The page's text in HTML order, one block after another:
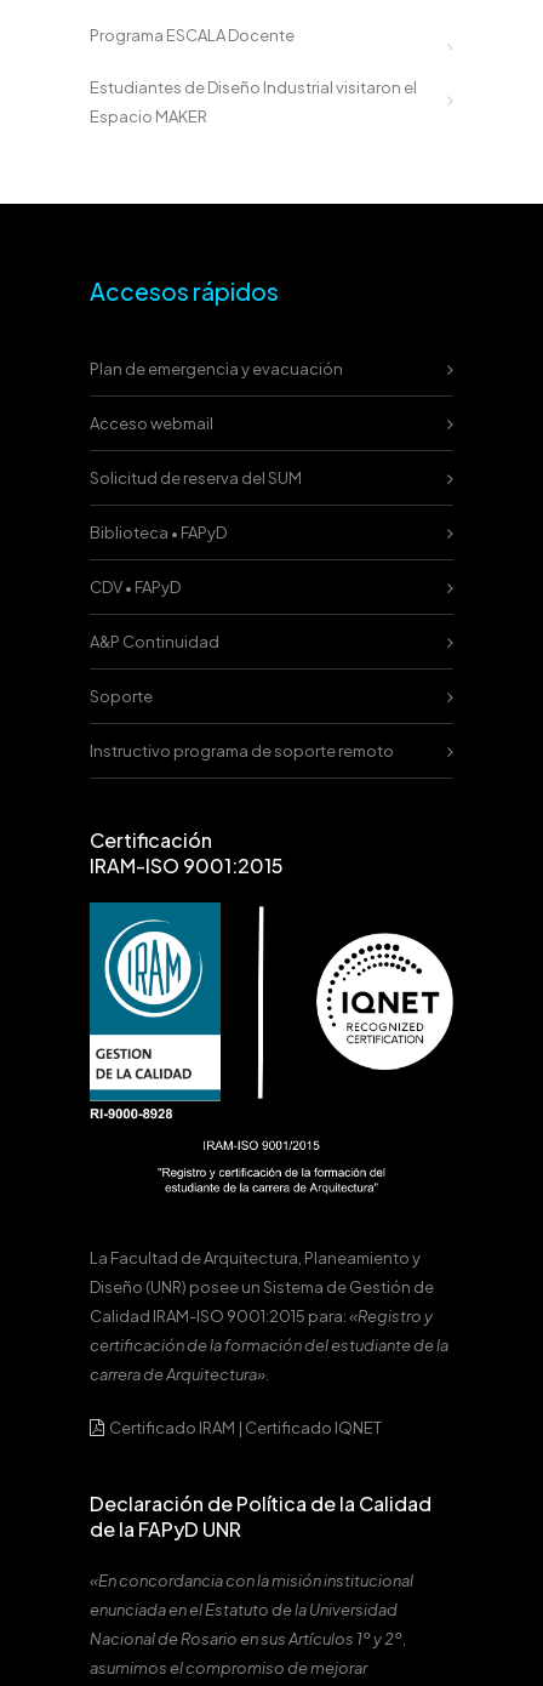
Programa ESCALA Docente
Estudiantes de Diseño Industrial visitaron el
Espacio MAKER
Accesos rápidos
Plan de emergencia y evacuación
Acceso webmail
Solicitud de reserva del SUM
Biblioteca • FAPyD
CDV • FAPyD
A&P Continuidad
Soporte
Instructivo programa de soporte remoto
Certificación
IRAM-ISO 9001:2015
La Facultad de Arquitectura, Planeamiento y
Diseño (UNR) posee un Sistema de Gestión de
Calidad IRAM-ISO 9001:2015 para:«Registro y
certificación de la formación del estudiante de la
carrera de Arquitectura».
Certificado IRAM | Certificado IQNET
Declaración de Política de la Calidad
de la FAPyD UNR
«En concordancia con la misión institucional
enunciada en el Estatuto de la Universidad
Nacional de Rosario en sus Artículos 1º y 2º,
asumimos el compromiso de mejorar